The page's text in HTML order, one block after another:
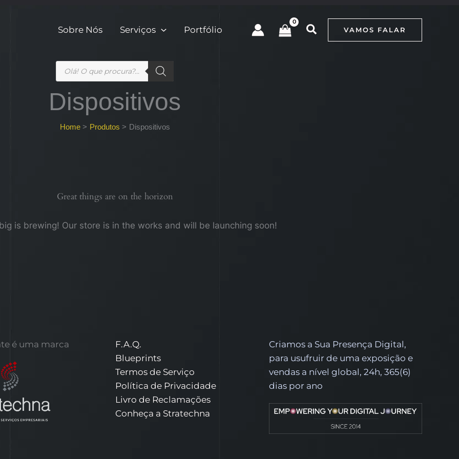
Sobre Nós Serviços Portfólio VAMOS FALAR
Products
search
Dispositivos
Home Produtos Dispositivos
Great things are on the horizon
is brewing! Our store is in the works and will be launching soon!
é uma marca
F.A.Q.
Blueprints
Termos de Serviço
Política de Privacidade
Livro de Reclamações
Conheça a Stratechna
Criamos a Sua Presença Digital,
para usufruir de uma exposição e
vendas a nível global, 24h, 365(6)
dias por ano